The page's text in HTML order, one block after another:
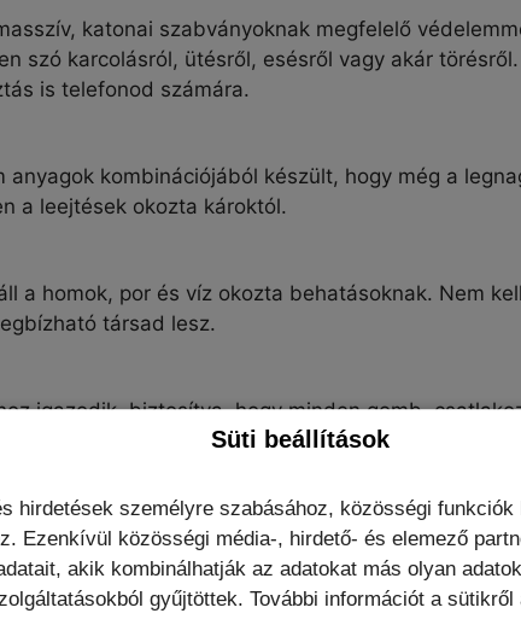
Süti beállítások
hirdetések személyre szabásához, közösségi
Ezenkívül közösségi média-, hirdető- és elemező
akik kombinálhatják az adatokat más olyan
gyűjtöttek. További információt a sütikről
katonai szabványoknak megfelelő
szó karcolásról, ütésről, esésről vagy akár
is telefonod számára.
kombinációjából készült, hogy még a
a leejtések okozta károktól.
a homok, por és víz okozta behatásoknak. Nem
társad lesz.
igazodik, biztosítva, hogy minden gomb,
is kölcsönöz neki.
tok
kombinációja a maximális tartósságért